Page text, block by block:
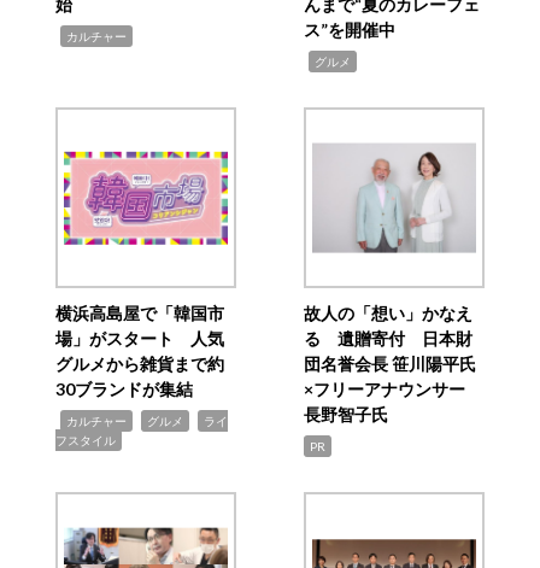
始
カルチャー
んまで“夏のカレーフェ
ス”を開催中
グルメ
横浜高島屋で「韓国市
場」がスタート 人気
グルメから雑貨まで約
30ブランドが集結
カルチャー グルメ
ライ
フスタイル
故人の「想い」かなえ
る 遺贈寄付 日本財
団名誉会長 笹川陽平氏
×フリーアナウンサー
長野智子氏
PR